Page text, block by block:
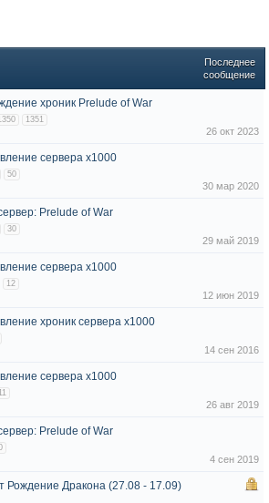
Последнее
сообщение
хроник Prelude of War
1351
26 окт 2023
сервера x1000
50
30 мар 2020
Prelude of War
30
29 май 2019
сервера x1000
12
12 июн 2019
хроник сервера х1000
14 сен 2016
сервера x1000
11
26 авг 2019
Prelude of War
4 сен 2019
Рождение Дракона (27.08 - 17.09)